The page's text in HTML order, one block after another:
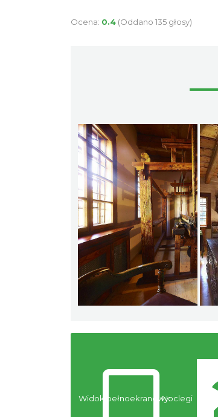
Ocena: 0.4 (Oddano 135 głosy)
Widok pełnoekranowy:Noclegi